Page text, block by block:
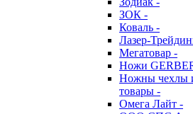
ЗОК -
Коваль -
Лазер-
Мегатовар -
Ножи
Ножны чехлы
товары -
Омега Лайт -